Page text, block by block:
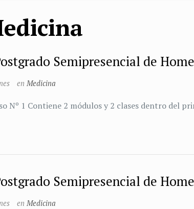
Semipresencial de
enMedicina
Nº 1 Contiene 2 módulos y 2 clases dentro del
Semipresencial de
enMedicina